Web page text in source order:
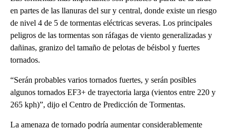
en partes de las llanuras del sur y central, donde existe un riesgo
de nivel 4 de 5 de tormentas eléctricas severas. Los principales
peligros de las tormentas son ráfagas de viento generalizadas y
dañinas, granizo del tamaño de pelotas de béisbol y fuertes
tornados.
“Serán probables varios tornados fuertes, y serán posibles
algunos tornados EF3+ de trayectoria larga (vientos entre 220 y
265 kph)”, dijo el Centro de Predicción de Tormentas.
La amenaza de tornado podría aumentar considerablemente